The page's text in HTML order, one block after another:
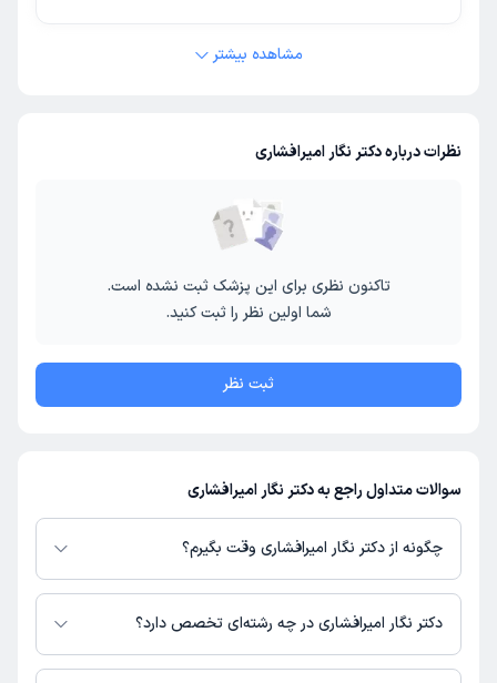
مشاهده بیشتر
نظرات درباره دکتر نگار امیرافشاری
تاکنون نظری برای این پزشک ثبت نشده است.
شما اولین نظر را ثبت کنید.
ثبت نظر
سوالات متداول راجع به دکتر نگار امیرافشاری
چگونه از دکتر نگار امیرافشاری وقت بگیرم؟
در صورتی کهدکتر نگار امیرافشاریدارای پروفایل فعال و نوبت‌دهی باز در پلتفرم
دکترتو باشند، می‌توانید از طریق این پلتفرم برای دریافت نوبت اقدام کنید. در
مطب، شماره تماس، برنامه حضور در مطب، تصاویر پزشک، ساعات کاری و سایر
دکتر نگار امیرافشاری در چه رشته‌ای تخصص دارد؟
دکتر نگار امیرافشاری در رشته‌های زیر (پزشکی) تخصص دارند: